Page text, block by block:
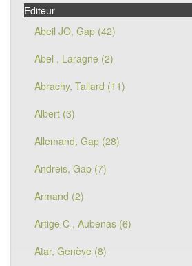
Editeur
Abeil JO, Gap (42)
Abel , Laragne (2)
Abrachy, Tallard (11)
Albert (3)
Allemand, Gap (28)
Andreis, Gap (7)
Armand (2)
Artige C , Aubenas (6)
Atar, Genève (8)